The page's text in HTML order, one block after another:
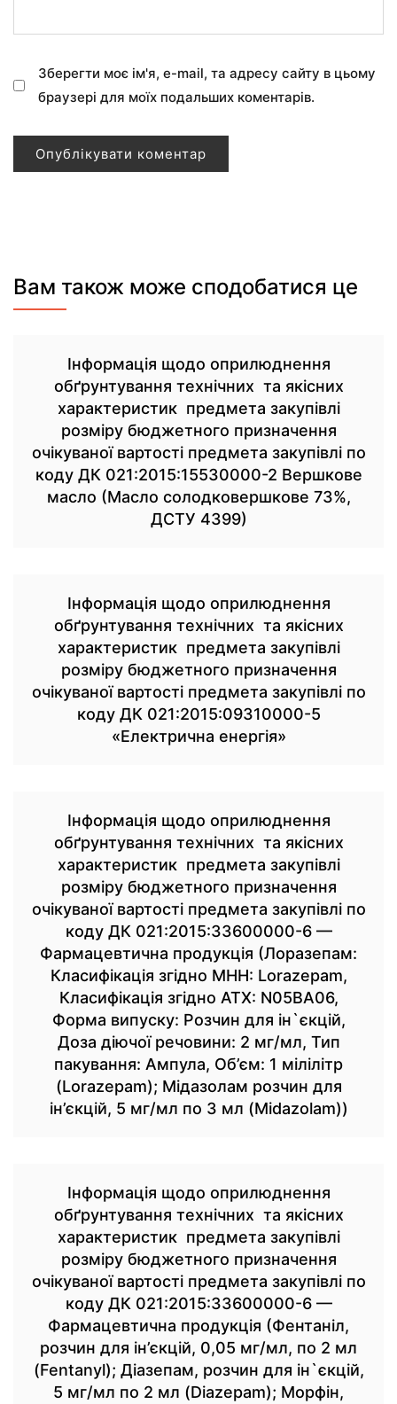
Зберегти моє ім'я, e-mail, та адресу сайту в цьому
браузері для моїх подальших коментарів.
Вам також може сподобатися це
Інформація щодо оприлюднення
обґрунтування технічних та якісних
характеристик предмета закупівлі
розміру бюджетного призначення
очікуваної вартості предмета закупівлі по
коду ДК 021:2015:15530000-2 Вершкове
масло (Масло солодковершкове 73%,
ДСТУ 4399)
Інформація щодо оприлюднення
обґрунтування технічних та якісних
характеристик предмета закупівлі
розміру бюджетного призначення
очікуваної вартості предмета закупівлі по
коду ДК 021:2015:09310000-5
«Електрична енергія»
Інформація щодо оприлюднення
обґрунтування технічних та якісних
характеристик предмета закупівлі
розміру бюджетного призначення
очікуваної вартості предмета закупівлі по
коду ДК 021:2015:33600000-6 —
Фармацевтична продукція (Лоразепам:
Класифікація згідно МНН: Lorazepam,
Класифікація згідно АТХ: N05BA06,
Форма випуску: Розчин для ін`єкцій,
Доза діючої речовини: 2 мг/мл, Тип
пакування: Ампула, Об’єм: 1 мілілітр
(Lorazepam); Мідазолам розчин для
ін’єкцій, 5 мг/мл по 3 мл (Midazolam))
Інформація щодо оприлюднення
обґрунтування технічних та якісних
характеристик предмета закупівлі
розміру бюджетного призначення
очікуваної вартості предмета закупівлі по
коду ДК 021:2015:33600000-6 —
Фармацевтична продукція (Фентаніл,
розчин для ін’єкцій, 0,05 мг/мл, по 2 мл
(Fentanyl); Діазепам, розчин для ін`єкцій,
5 мг/мл по 2 мл (Diazepam); Морфін,